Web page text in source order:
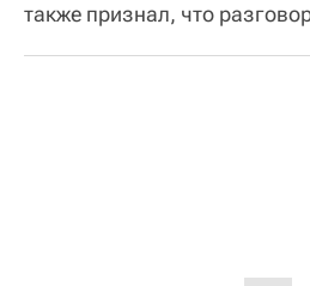
также признал, что